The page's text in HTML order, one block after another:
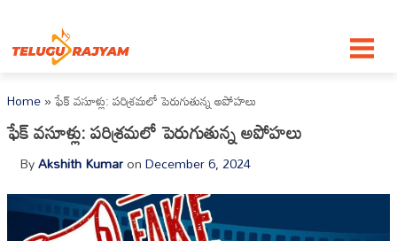
Home»ఫేక్ వసూళ్లు: పరిశ్రమలో పెరుగుతున్న అపోహలు
ఫేక్ వసూళ్లు: పరిశ్రమలో పెరుగుతున్న అపోహలు
ByAkshith KumaronDecember 6, 2024